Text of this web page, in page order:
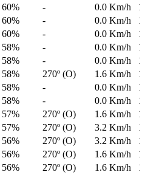
60% - 0.0 Km/h
60% - 0.0 Km/h
60% - 0.0 Km/h
58% - 0.0 Km/h
58% - 0.0 Km/h
58% 270º (O) 1.6 Km/h
58% - 0.0 Km/h
58% - 0.0 Km/h
57% 270º (O) 1.6 Km/h
57% 270º (O) 3.2 Km/h
56% 270º (O) 3.2 Km/h
56% 270º (O) 1.6 Km/h
56% 270º (O) 1.6 Km/h